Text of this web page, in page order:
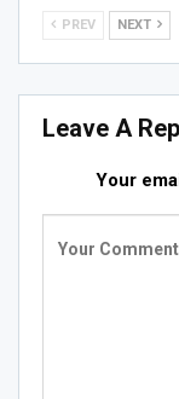
PREV NEXT
Leave A
Your